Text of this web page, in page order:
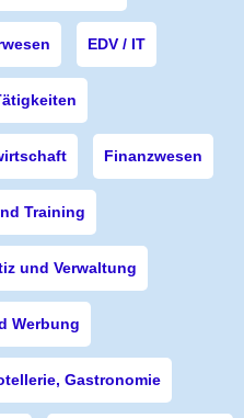
EDV / IT
Finanzwesen
Training
und Verwaltung
Werbung
Gastronomie